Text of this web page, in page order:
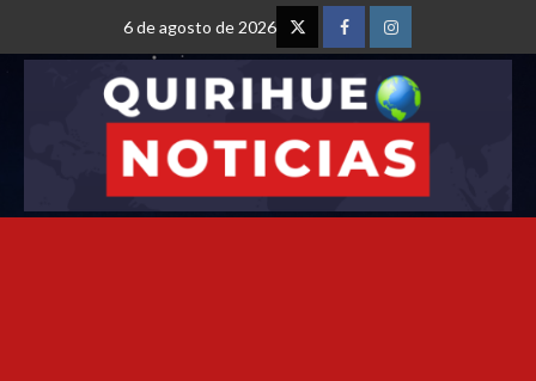
6 de agosto de 2026